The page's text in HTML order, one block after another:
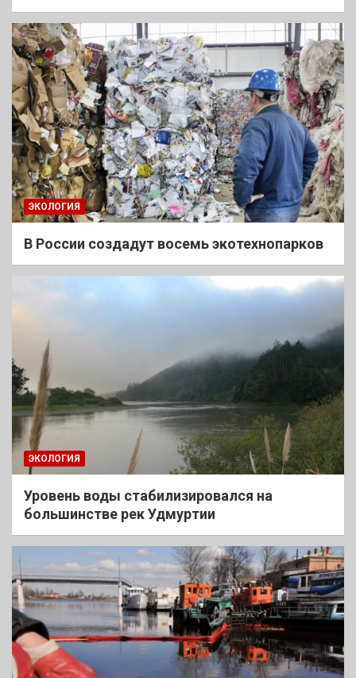
ЭКОЛОГИЯ
В России создадут восемь экотехнопарков
ЭКОЛОГИЯ
Уровень воды стабилизировался на
большинстве рек Удмуртии